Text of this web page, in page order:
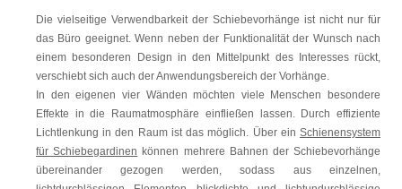
Die vielseitige Verwendbarkeit der Schiebevorhänge ist nicht nur für
das Büro geeignet. Wenn neben der Funktionalität der Wunsch nach
einem besonderen Design in den Mittelpunkt des Interesses rückt,
verschiebt sich auch der Anwendungsbereich der Vorhänge.
In den eigenen vier Wänden möchten viele Menschen besondere
Effekte in die Raumatmosphäre einfließen lassen. Durch effiziente
Lichtlenkung in den Raum ist das möglich. Über ein Schienensystem
für Schiebegardinen können mehrere Bahnen der Schiebevorhänge
übereinander gezogen werden, sodass aus einzelnen,